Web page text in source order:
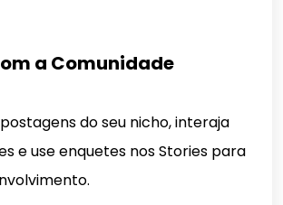
a Comunidade
do seu nicho, interaja
e use enquetes nos Stories para